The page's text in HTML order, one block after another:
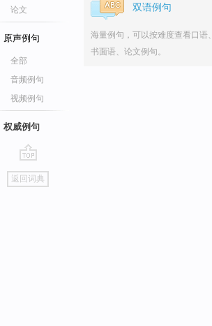
论文
原声例句
全部
音频例句
视频例句
权威例句
go
top
返回词典
双语例句
海量例句，可以按难度查看口语、
书面语、论文例句。